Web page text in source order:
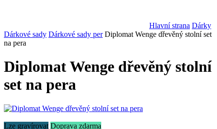
Hlavní strana Dárky
Dárkové sady Dárkové sady per Diplomat Wenge dřevěný stolní set
na pera
Diplomat Wenge dřevěný stolní
set na pera
Lze gravírovat Doprava zdarma